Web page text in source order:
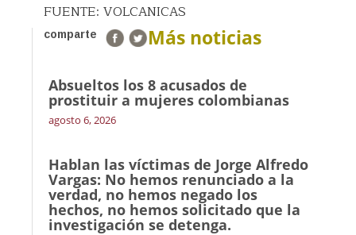
FUENTE: VOLCANICAS
comparte Más noticias
Absueltos los 8 acusados de
prostituir a mujeres colombianas
agosto 6, 2026
Hablan las víctimas de Jorge Alfredo
Vargas: No hemos renunciado a la
verdad, no hemos negado los
hechos, no hemos solicitado que la
investigación se detenga.